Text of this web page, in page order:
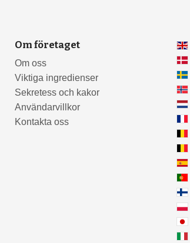
Om företaget
Om oss
Viktiga ingredienser
Sekretess och kakor
Användarvillkor
Kontakta oss